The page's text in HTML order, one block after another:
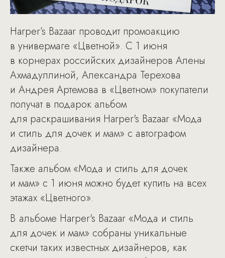
Harper’s Bazaar проводит промоакцию
в универмаге «Цветной». С 1 июня
в корнерах российских дизайнеров Алены
Ахмадуллиной, Александра Терехова
и Андрея Артемова в «Цветном» покупатели
получат в подарок альбом
для раскрашивания Harper's Bazaar «Мода
и стиль для дочек и мам» с автографом
дизайнера.
Также альбом «Мода и стиль для дочек
и мам» с 1 июня можно будет купить на всех
этажах «Цветного».
В альбоме Harper's Bazaar «Мода и стиль
для дочек и мам» собраны уникальные
скетчи таких известных дизайнеров, как